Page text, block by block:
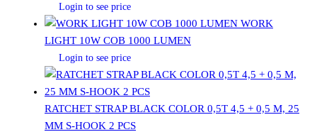
Login to see price
WORK
LIGHT 10W COB 1000 LUMEN
Login to see price
RATCHET STRAP BLACK COLOR 0,5T 4,5 + 0,5 M, 25
MM S-HOOK 2 PCS